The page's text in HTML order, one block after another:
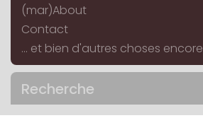
(mar)About
Contact
... et bien d'autres choses encore
Recherche